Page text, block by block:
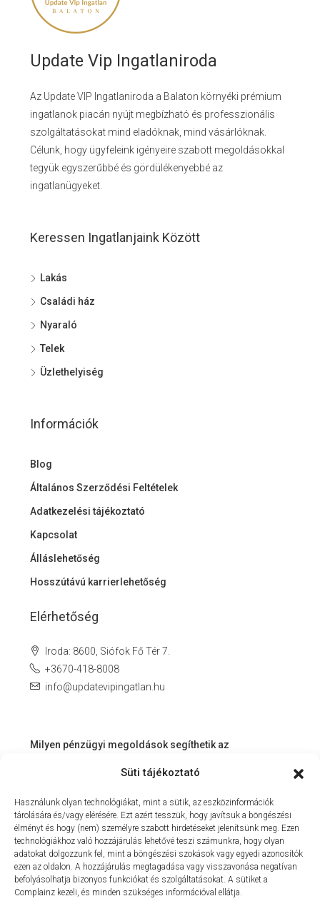
Süti tájékoztató
Használunk olyan technológiákat, mint a sütik, az eszközinformációk
tárolására és/vagy elérésére. Ezt azért tesszük, hogy javítsuk a böngészési
élményt és hogy (nem) személyre szabott hirdetéseket jelenítsünk meg. Ezen
technológiákhoz való hozzájárulás lehetővé teszi számunkra, hogy olyan
adatokat dolgozzunk fel, mint a böngészési szokások vagy egyedi azonosítók
ezen az oldalon. A hozzájárulás megtagadása vagy visszavonása negatívan
befolyásolhatja bizonyos funkciókat és szolgáltatásokat. A sütiket a
Complainz kezeli, és minden szükséges információval ellátja.
Update Vip Ingatlaniroda
Az Update VIP Ingatlaniroda a Balaton környéki prémium
ingatlanok piacán nyújt megbízható és professzionális
szolgáltatásokat mind eladóknak, mind vásárlóknak.
Célunk, hogy ügyfeleink igényeire szabott megoldásokkal
tegyük egyszerűbbé és gördülékenyebbé az
ingatlanügyeket.
Keressen Ingatlanjaink Között
Lakás
Családi ház
Nyaraló
Telek
Üzlethelyiség
Információk
Blog
Általános Szerződési Feltételek
Adatkezelési tájékoztató
Kapcsolat
Álláslehetőség
Hosszútávú karrierlehetőség
Elérhetőség
Iroda: 8600, Siófok Fő Tér 7.
+3670-418-8008
info@updatevipingatlan.hu
Milyen pénzügyi megoldások segíthetik az
szolgáltatás a Balaton környékén
MIT KÍNÁLHAT SZÁMUNKRA EGY INGATLANIRODA VEVŐI
ÉS ELADÓI NÉZŐPONTBÓL?
MILYEN KÖLTSÉGEKKEL KELL SZÁMOLNUNK
INGATLANVÁSÁRLÁS SORÁN?